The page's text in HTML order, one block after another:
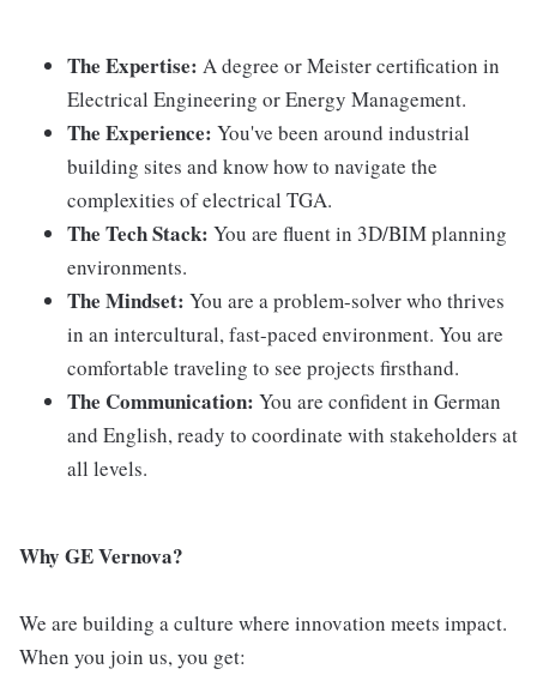
The Expertise: A degree or Meister certification in
Electrical Engineering or Energy Management.
The Experience: You've been around industrial
building sites and know how to navigate the
complexities of electrical TGA.
The Tech Stack: You are fluent in 3D/BIM planning
environments.
The Mindset: You are a problem-solver who thrives
in an intercultural, fast-paced environment. You are
comfortable traveling to see projects firsthand.
The Communication: You are confident in German
and English, ready to coordinate with stakeholders at
all levels.
Why GE Vernova?
We are building a culture where innovation meets impact.
When you join us, you get: